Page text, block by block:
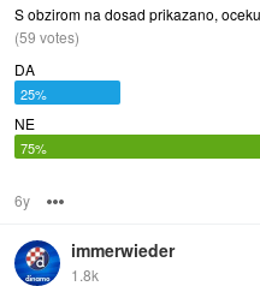
S obzirom na dosad prikazano,
(59 votes)
DA
25%
NE
75%
6y
immerwieder
1.8k